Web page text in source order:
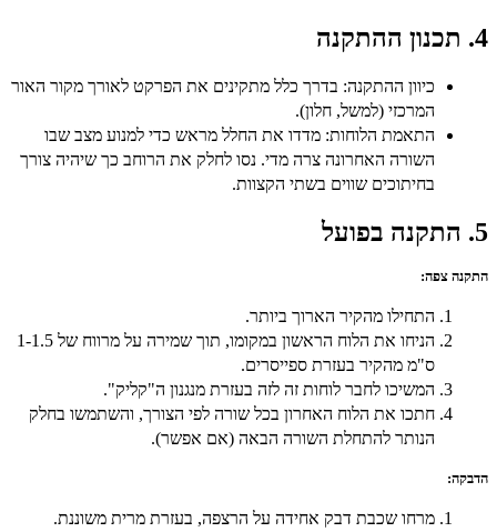
4. תכנון ההתקנה
כיוון ההתקנה: בדרך כלל מתקינים את הפרקט לאורך מקור האור
המרכזי (למשל, חלון).
התאמת הלוחות: מדדו את החלל מראש כדי למנוע מצב שבו
השורה האחרונה צרה מדי. נסו לחלק את הרוחב כך שיהיה צורך
בחיתוכים שווים בשתי הקצוות.
5. התקנה בפועל
התקנה צפה:
התחילו מהקיר הארוך ביותר.
הניחו את הלוח הראשון במקומו, תוך שמירה על מרווח של 1-1.5
ס"מ מהקיר בעזרת ספייסרים.
המשיכו לחבר לוחות זה לזה בעזרת מנגנון ה"קליק".
חתכו את הלוח האחרון בכל שורה לפי הצורך, והשתמשו בחלק
הנותר להתחלת השורה הבאה (אם אפשר).
הדבקה:
מרחו שכבת דבק אחידה על הרצפה, בעזרת מרית משוננת.